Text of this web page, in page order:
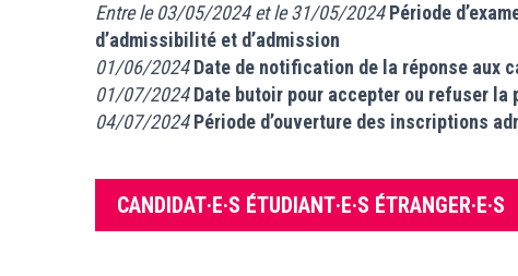
Entre le 03/05/2024 et le 31/05/2024 Période
d’admissibilité et d’admission
01/06/2024 Date de notification de la réponse aux
01/07/2024 Date butoir pour accepter ou refuser
04/07/2024 Période d’ouverture des inscriptions
CANDIDAT·E·S ÉTUDIANT·E·S ÉTRANGER·E·S